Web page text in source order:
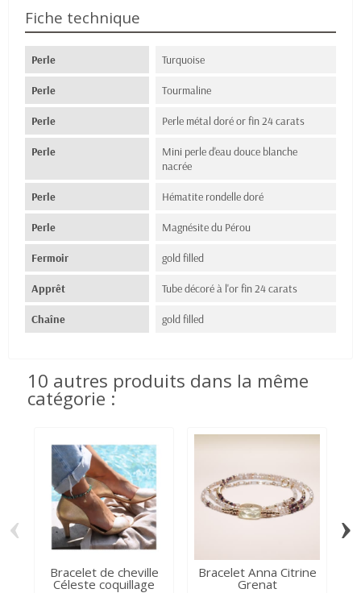
Fiche technique
Perle Turquoise
Perle Tourmaline
Perle Perle métal doré or fin 24 carats
Perle
Mini perle d'eau douce blanche
nacrée
Perle Hématite rondelle doré
Perle Magnésite du Pérou
Fermoir gold filled
Apprêt Tube décoré à l'or fin 24 carats
Chaîne gold filled
10 autres produits dans la même
catégorie :
Bracelet de cheville
Céleste coquillage
Bracelet Anna Citrine
Grenat
‹ ›